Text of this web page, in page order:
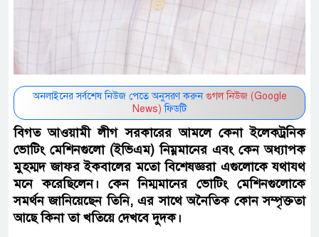
অনলাইনের সর্বশেষ নিউজ পেতে অনুসরণ করুন গুগল নিউজ (Google
News) ফিডটি
বিগত আওয়ামী লীগ সরকারের আমলে কেনা ইলেকট্রনিক
ভোটিং মেশিনগুলো (ইভিএম) নিম্নমানের এবং কেন অধ্যাপক
মুহম্মদ জাফর ইকবালের মতো বিশেষজ্ঞরা এগুলোকে যথাযথ
মনে করেছিলেন। কেন নিম্মমানের ভোটিং মেশিনগুলোকে
সমর্থন জানিয়েছেন তিনি, এর সাথে অনৈতিক কোন সম্পৃক্ততা
আছে কিনা তা খতিয়ে দেখবে দুদক।